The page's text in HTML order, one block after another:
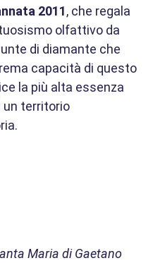
2011, che regala
olfattivo da
di diamante che
capacità di questo
la più alta essenza
un territorio
Maria di Gaetano